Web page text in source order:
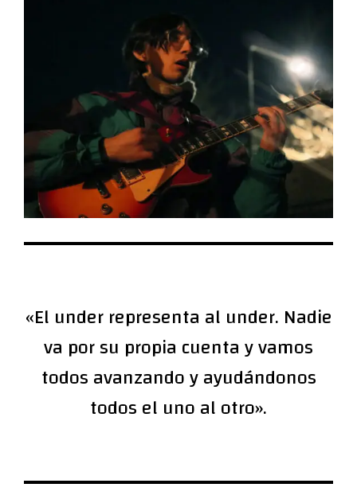
«El under representa al under. Nadie
va por su propia cuenta y vamos
todos avanzando y ayudándonos
todos el uno al otro».